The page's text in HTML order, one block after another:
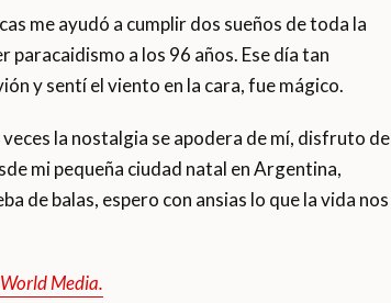
me ayudó a cumplir dos sueños de toda la
a los 96 años. Ese día tan
y sentí el viento en la cara, fue mágico.
la nostalgia se apodera de mí, disfruto de
mi pequeña ciudad natal en Argentina,
de balas, espero con ansias lo que la vida nos
Media.